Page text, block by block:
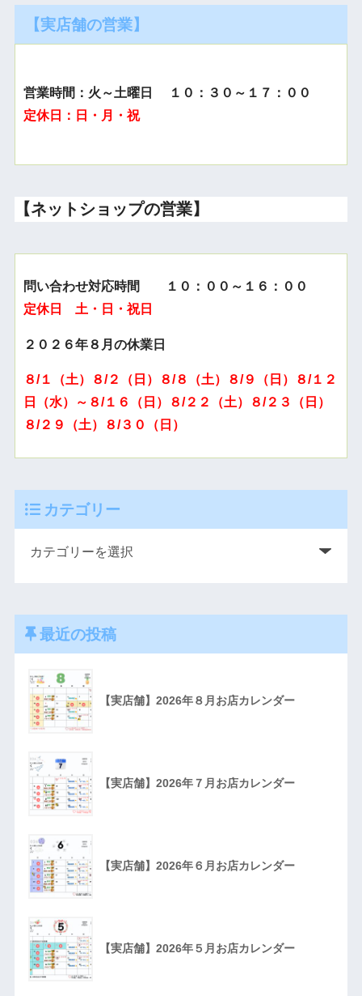
【実店舗の営業】
営業時間：火～土曜日 １０：３０～１７：００
定休日：日・月・祝
【ネットショップの営業】
問い合わせ対応時間 １０：００～１６：００
定休日 土・日・祝日
２０２６年８月の休業日
８/１（土）８/２（日）８/８（土）８/９（日）８/１２
日（水）～８/１６（日）８/２２（土）８/２３（日）
８/２９（土）８/３０（日）
カテゴリー
最近の投稿
【実店舗】2026年８月お店カレンダー
【実店舗】2026年７月お店カレンダー
【実店舗】2026年６月お店カレンダー
【実店舗】2026年５月お店カレンダー